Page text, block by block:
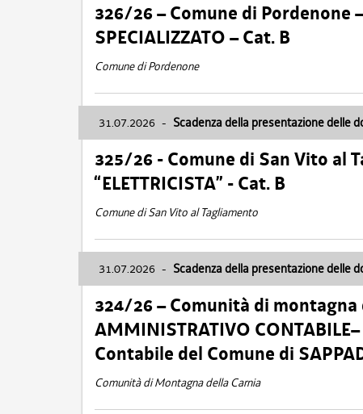
326/26 – Comune di Pordenone
SPECIALIZZATO – Cat. B
Comune di Pordenone
31.07.2026 - Scadenza della presentazione delle
325/26 - Comune di San Vito al
“ELETTRICISTA” - Cat. B
Comune di San Vito al Tagliamento
31.07.2026 - Scadenza della presentazione delle
324/26 – Comunità di montagna
AMMINISTRATIVO
Contabile del Comune di
Comunità di Montagna della Carnia